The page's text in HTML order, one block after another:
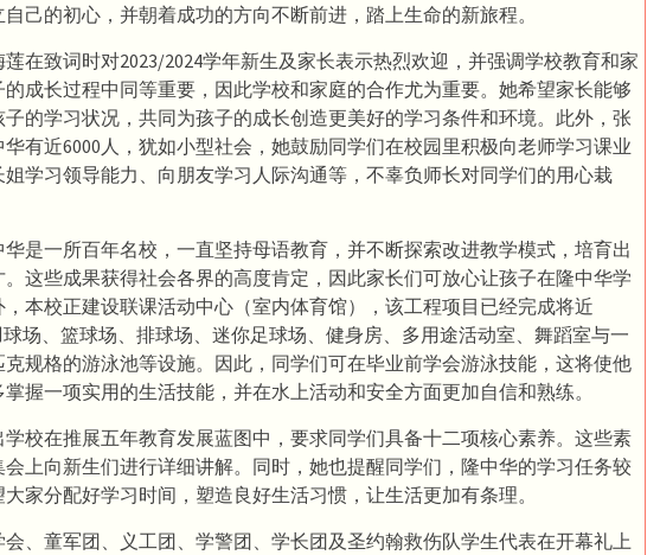
己的初心，并朝着成功的方向不断前进，踏上生命的新旅程。
在致词时对2023/2024学年新生及家长表示热烈欢迎，并强调学校教育和家
成长过程中同等重要，因此学校和家庭的合作尤为重要。她希望家长能够
的学习状况，共同为孩子的成长创造更美好的学习条件和环境。此外，张
有近6000人，犹如小型社会，她鼓励同学们在校园里积极向老师学习课业
学习领导能力、向朋友学习人际沟通等，不辜负师长对同学们的用心栽
是一所百年名校，一直坚持母语教育，并不断探索改进教学模式，培育出
这些成果获得社会各界的高度肯定，因此家长们可放心让孩子在隆中华学
本校正建设联课活动中心（室内体育馆），该工程项目已经完成将近
场、篮球场、排球场、迷你足球场、健身房、多用途活动室、舞蹈室与一
规格的游泳池等设施。因此，同学们可在毕业前学会游泳技能，这将使他
握一项实用的生活技能，并在水上活动和安全方面更加自信和熟练。
校在推展五年教育发展蓝图中，要求同学们具备十二项核心素养。这些素
上向新生们进行详细讲解。同时，她也提醒同学们，隆中华的学习任务较
家分配好学习时间，塑造良好生活习惯，让生活更加有条理。
、童军团、义工团、学警团、学长团及圣约翰救伤队学生代表在开幕礼上